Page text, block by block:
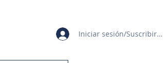
Iniciar sesión/Suscribirme